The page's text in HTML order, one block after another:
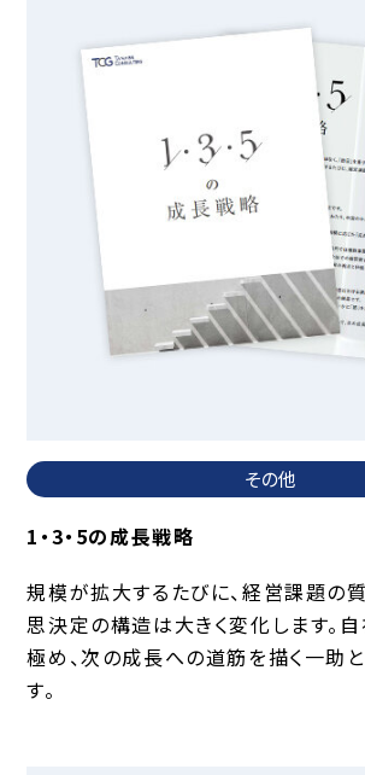
その他
1・3・5の成長戦略
規模が拡大するたびに、経営課題の
思決定の構造は大きく変化します。
極め、次の成長への道筋を描く一助
す。